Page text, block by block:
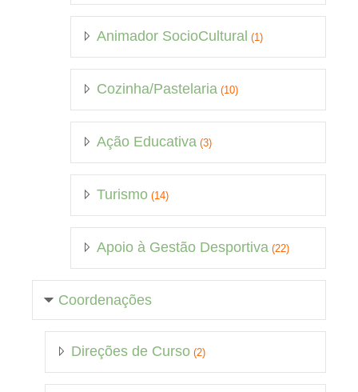
Animador SocioCultural (1)
Cozinha/Pastelaria (10)
Ação Educativa (3)
Turismo (14)
Apoio à Gestão Desportiva (22)
Coordenações
Direções de Curso (2)